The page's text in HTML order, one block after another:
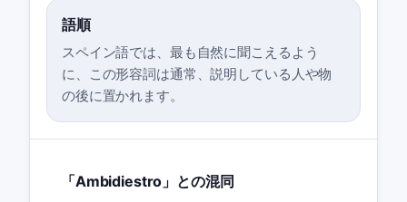
語順
スペイン語では、最も自然に聞こえるよう
に、この形容詞は通常、説明している人や物
の後に置かれます。
「Ambidiestro」との混同